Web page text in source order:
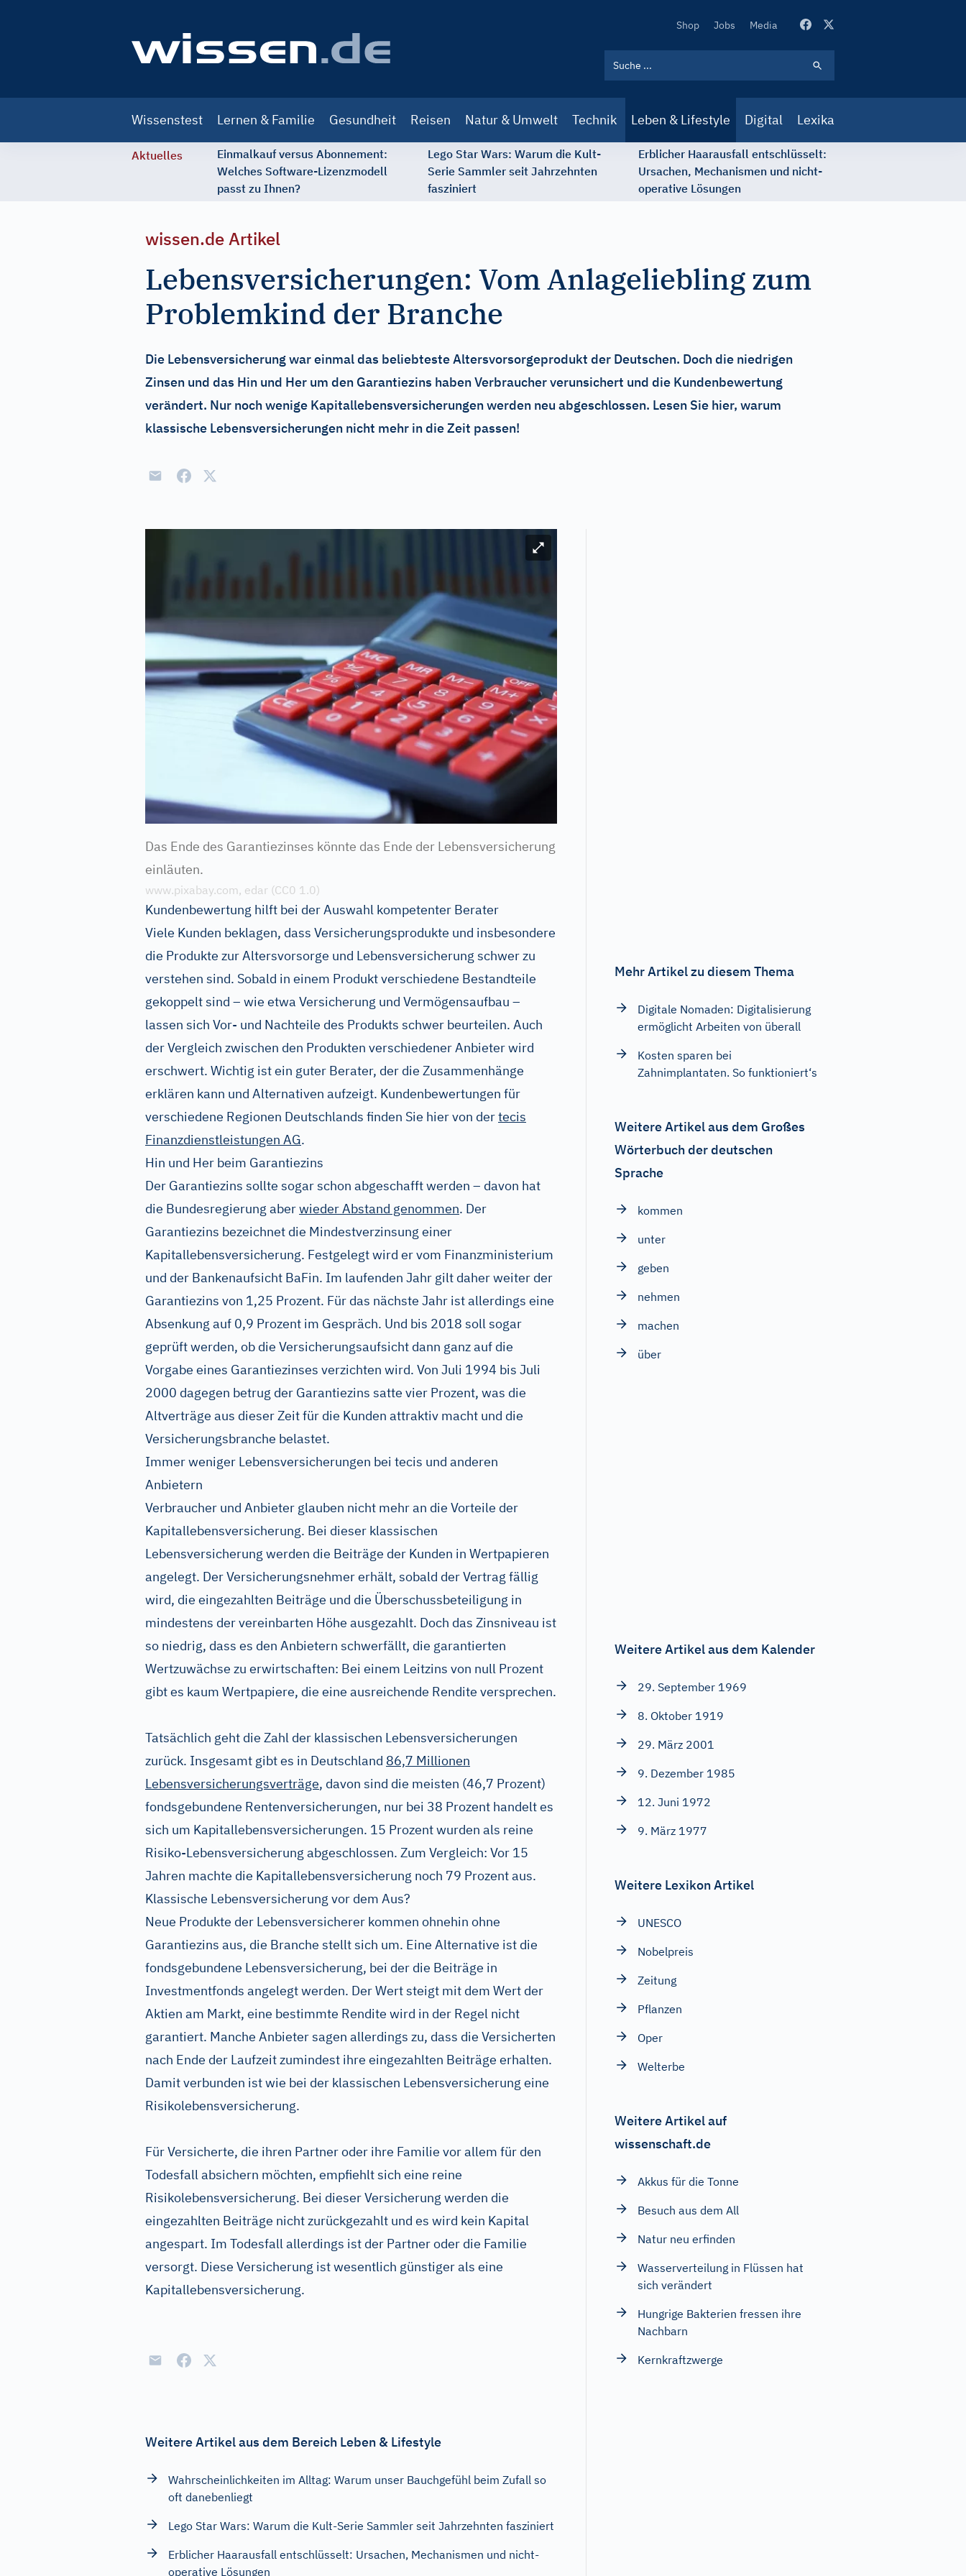
Secondary
Shop Jobs Media
navigation
Wissenstest Lernen & Familie Gesundheit Reisen Natur & Umwelt Technik Leben & Lifestyle Digital Lexika
Aktuelles
Einmalkauf versus Abonnement:
Welches Software-Lizenzmodell
passt zu Ihnen?
Lego Star Wars: Warum die Kult-
Serie Sammler seit Jahrzehnten
fasziniert
Erblicher Haarausfall entschlüsselt:
Ursachen, Mechanismen und nicht-
operative Lösungen
wissen.de Artikel
Lebensversicherungen: Vom Anlageliebling zum
Problemkind der Branche
Die Lebensversicherung war einmal das beliebteste Altersvorsorgeprodukt der Deutschen. Doch die niedrigen
Zinsen und das Hin und Her um den Garantiezins haben Verbraucher verunsichert und die Kundenbewertung
verändert. Nur noch wenige Kapitallebensversicherungen werden neu abgeschlossen. Lesen Sie hier, warum
klassische Lebensversicherungen nicht mehr in die Zeit passen!
Bild vergrößern
Das Ende des Garantiezinses könnte das Ende der Lebensversicherung
einläuten.
www.pixabay.com, edar (CC0 1.0)
Kundenbewertung hilft bei der Auswahl kompetenter Berater
Viele Kunden beklagen, dass Versicherungsprodukte und insbesondere
die Produkte zur Altersvorsorge und Lebensversicherung schwer zu
verstehen sind. Sobald in einem Produkt verschiedene Bestandteile
gekoppelt sind – wie etwa Versicherung und Vermögensaufbau –
lassen sich Vor- und Nachteile des Produkts schwer beurteilen. Auch
der Vergleich zwischen den Produkten verschiedener Anbieter wird
erschwert. Wichtig ist ein guter Berater, der die Zusammenhänge
erklären kann und Alternativen aufzeigt. Kundenbewertungen für
verschiedene Regionen Deutschlands finden Sie hier von dertecis
Finanzdienstleistungen AG.
Hin und Her beim Garantiezins
Der Garantiezins sollte sogar schon abgeschafft werden – davon hat
die Bundesregierung aberwieder Abstand genommen. Der
Garantiezins bezeichnet die Mindestverzinsung einer
Kapitallebensversicherung. Festgelegt wird er vom Finanzministerium
und der Bankenaufsicht BaFin. Im laufenden Jahr gilt daher weiter der
Garantiezins von 1,25 Prozent. Für das nächste Jahr ist allerdings eine
Absenkung auf 0,9 Prozent im Gespräch. Und bis 2018 soll sogar
geprüft werden, ob die Versicherungsaufsicht dann ganz auf die
Vorgabe eines Garantiezinses verzichten wird. Von Juli 1994 bis Juli
2000 dagegen betrug der Garantiezins satte vier Prozent, was die
Altverträge aus dieser Zeit für die Kunden attraktiv macht und die
Versicherungsbranche belastet.
Immer weniger Lebensversicherungen bei tecis und anderen
Anbietern
Verbraucher und Anbieter glauben nicht mehr an die Vorteile der
Kapitallebensversicherung. Bei dieser klassischen
Lebensversicherung werden die Beiträge der Kunden in Wertpapieren
angelegt. Der Versicherungsnehmer erhält, sobald der Vertrag fällig
wird, die eingezahlten Beiträge und die Überschussbeteiligung in
mindestens der vereinbarten Höhe ausgezahlt. Doch das Zinsniveau ist
so niedrig, dass es den Anbietern schwerfällt, die garantierten
Wertzuwächse zu erwirtschaften: Bei einem Leitzins von null Prozent
gibt es kaum Wertpapiere, die eine ausreichende Rendite versprechen.
Tatsächlich geht die Zahl der klassischen Lebensversicherungen
zurück. Insgesamt gibt es in Deutschland 86,7 Millionen
Lebensversicherungsverträge, davon sind die meisten (46,7 Prozent)
fondsgebundene Rentenversicherungen, nur bei 38 Prozent handelt es
sich um Kapitallebensversicherungen. 15 Prozent wurden als reine
Risiko-Lebensversicherung abgeschlossen. Zum Vergleich: Vor 15
Jahren machte die Kapitallebensversicherung noch 79 Prozent aus.
Klassische Lebensversicherung vor dem Aus?
Neue Produkte der Lebensversicherer kommen ohnehin ohne
Garantiezins aus, die Branche stellt sich um. Eine Alternative ist die
fondsgebundene Lebensversicherung, bei der die Beiträge in
Investmentfonds angelegt werden. Der Wert steigt mit dem Wert der
Aktien am Markt, eine bestimmte Rendite wird in der Regel nicht
garantiert. Manche Anbieter sagen allerdings zu, dass die Versicherten
nach Ende der Laufzeit zumindest ihre eingezahlten Beiträge erhalten.
Damit verbunden ist wie bei der klassischen Lebensversicherung eine
Risikolebensversicherung.
Für Versicherte, die ihren Partner oder ihre Familie vor allem für den
Todesfall absichern möchten, empfiehlt sich eine reine
Risikolebensversicherung. Bei dieser Versicherung werden die
eingezahlten Beiträge nicht zurückgezahlt und es wird kein Kapital
angespart. Im Todesfall allerdings ist der Partner oder die Familie
versorgt. Diese Versicherung ist wesentlich günstiger als eine
Kapitallebensversicherung.
Weitere Artikel aus dem Bereich Leben & Lifestyle
Wahrscheinlichkeiten im Alltag: Warum unser Bauchgefühl beim Zufall so
oft danebenliegt
Lego Star Wars: Warum die Kult-Serie Sammler seit Jahrzehnten fasziniert
Erblicher Haarausfall entschlüsselt: Ursachen, Mechanismen und nicht-
operative Lösungen
Mehr Artikel zu diesem Thema
Digitale Nomaden: Digitalisierung
ermöglicht Arbeiten von überall
Kosten sparen bei
Zahnimplantaten. So funktioniert‘s
Weitere Artikel aus dem Großes
Wörterbuch der deutschen
Sprache
kommen
unter
geben
nehmen
machen
über
Weitere Artikel aus dem Kalender
29. September 1969
8. Oktober 1919
29. März 2001
9. Dezember 1985
12. Juni 1972
9. März 1977
Weitere Lexikon Artikel
UNESCO
Nobelpreis
Zeitung
Pflanzen
Oper
Welterbe
Weitere Artikel auf
wissenschaft.de
Akkus für die Tonne
Besuch aus dem All
Natur neu erfinden
Wasserverteilung in Flüssen hat
sich verändert
Hungrige Bakterien fressen ihre
Nachbarn
Kernkraftzwerge